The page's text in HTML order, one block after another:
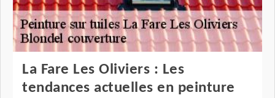
La Fare Les Oliviers : Les
tendances actuelles en peinture